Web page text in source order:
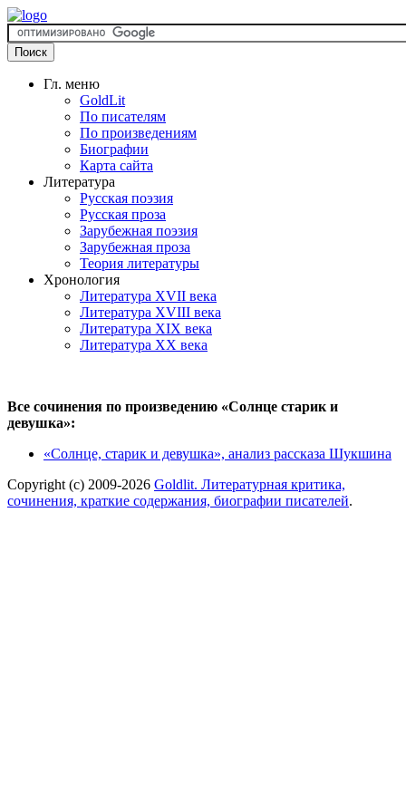
Гл. меню
GoldLit
По писателям
По произведениям
Биографии
Карта сайта
Литература
Русская поэзия
Русская проза
Зарубежная поэзия
Зарубежная проза
Теория литературы
Хронология
Литература XVII века
Литература XVIII века
Литература XIX века
Литература XX века
Все сочинения по произведению «Солнце старик и
девушка»:
«Солнце, старик и девушка», анализ рассказа Шукшина
Copyright (c) 2009-2026 Goldlit. Литературная критика,
сочинения, краткие содержания, биографии писателей.